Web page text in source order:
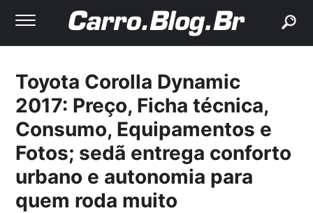
Toyota Corolla Dynamic
2017: Preço, Ficha técnica,
Consumo, Equipamentos e
Fotos; sedã entrega conforto
urbano e autonomia para
quem roda muito